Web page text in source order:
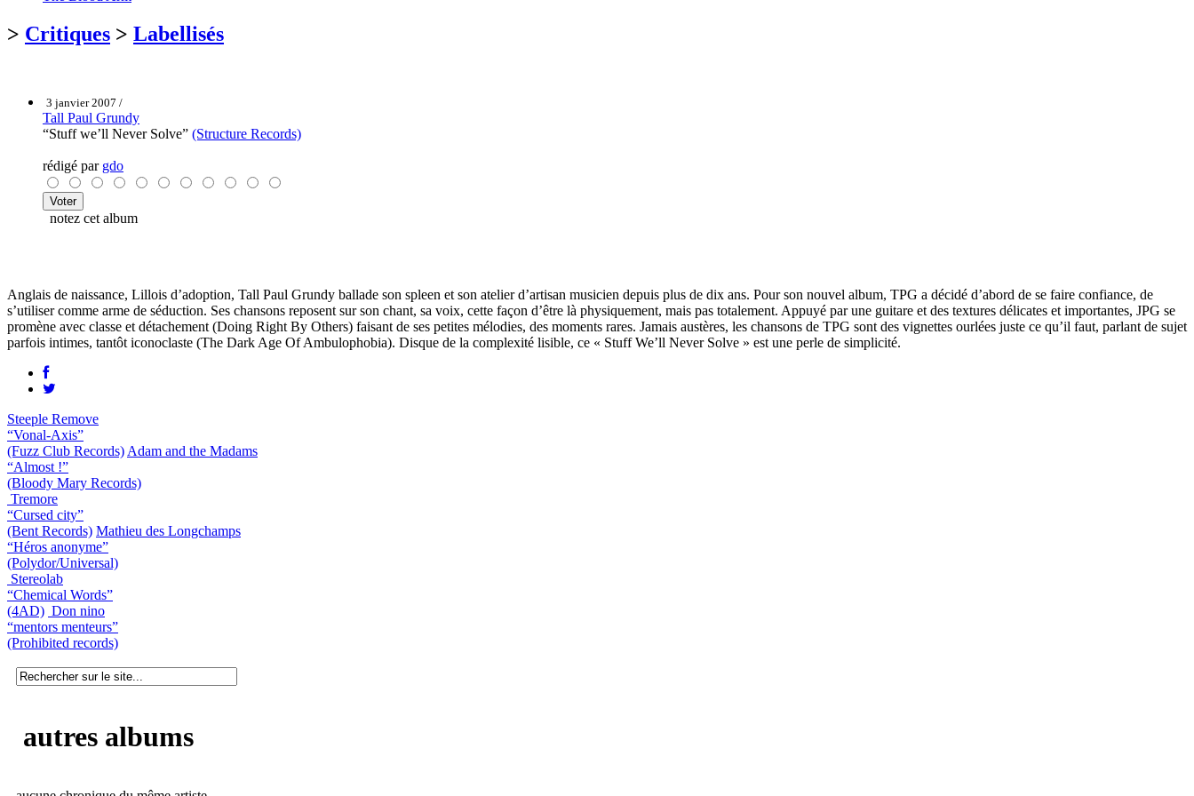
> Critiques > Labellisés
3 janvier 2007 /
Tall Paul Grundy
“Stuff we’ll Never Solve” (Structure Records)
rédigé par gdo
notez cet album
Anglais de naissance, Lillois d’adoption, Tall Paul Grundy ballade son spleen et son atelier d’artisan musicien depuis plus de dix ans. Pour son nouvel album, TPG a décidé d’abord de se faire confiance, de
s’utiliser comme arme de séduction. Ses chansons reposent sur son chant, sa voix, cette façon d’être là physiquement, mais pas totalement. Appuyé par une guitare et des textures délicates et importantes, JPG se
promène avec classe et détachement (Doing Right By Others) faisant de ses petites mélodies, des moments rares. Jamais austères, les chansons de TPG sont des vignettes ourlées juste ce qu’il faut, parlant de sujet
parfois intimes, tantôt iconoclaste (The Dark Age Of Ambulophobia). Disque de la complexité lisible, ce « Stuff We’ll Never Solve » est une perle de simplicité.
Steeple Remove
“Vonal-Axis”
(Fuzz Club Records) Adam and the Madams
“Almost !”
(Bloody Mary Records)
Tremore
“Cursed city”
(Bent Records) Mathieu des Longchamps
“Héros anonyme”
(Polydor/Universal)
Stereolab
“Chemical Words”
(4AD) Don nino
“mentors menteurs”
(Prohibited records)
autres albums